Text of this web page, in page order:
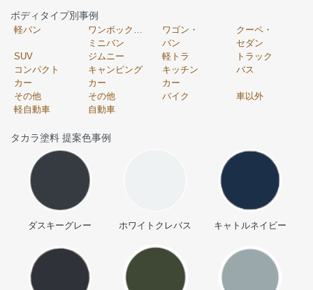
ボディタイプ別事例
軽バン
ミニバン
ワゴン・
バン
クーペ・
セダン
SUV
ジムニー 軽トラ
トラック
コンパクト
カー
キャンピング
カー
キッチン
カー
バス
その他
軽自動車
その他
自動車
バイク 車以外
タカラ塗料 提案色事例
ダスキーグレー ホワイトクレバス キャトルネイビー